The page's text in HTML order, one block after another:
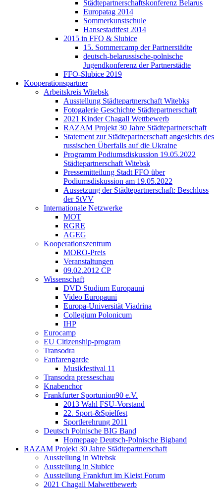
Städtepartnerschaftskonferenz Belarus
Europatag 2014
Sommerkunstschule
Hansestadtfest 2014
2015 in FFO & Slubice
15. Sommercamp der Partnerstädte
deutsch-belarussische-polnische
Jugendkonferenz der Partnerstädte
FFO-Slubice 2019
Kooperationspartner
Arbeitskreis Witebsk
Ausstellung Städtepartnerschaft Witebks
Fotogalerie Geschichte Städtepartnerschaft
2021 Kinder Chagall Wettbewerb
RAZAM Projekt 30 Jahre Städtepartnerschaft
Statement zur Städtepartnerschaft angesichts des
russischen Überfalls auf die Ukraine
Programm Podiumsdiskussion 19.05.2022
Städtepartnerschaft Witebsk
Pressemitteilung Stadt FFO über
Podiumsdiskussion am 19.05.2022
Aussetzung der Städtepartnerschaft: Beschluss
der StVV
Internationale Netzwerke
MOT
RGRE
AGEG
Kooperationszentrum
MORO-Preis
Veranstaltungen
09.02.2012 CP
Wissenschaft
DVD Studium Europauni
Video Europauni
Europa-Universität Viadrina
Collegium Polonicum
IHP
Eurocamp
EU Citizenship-program
Transodra
Fanfarengarde
Musikfestival 11
Transodra presseschau
Knabenchor
Frankfurter Sportunion90 e.V.
2013 Wahl FSU-Vorstand
22. Sport-&Spielfest
Sportlerehrung 2011
Deutsch Polnische BIG Band
Homepage Deutsch-Polnische Bigband
RAZAM Projekt 30 Jahre Städtepartnerschaft
Ausstellung in Witebsk
Ausstellung in Slubice
Ausstellung Frankfurt im Kleist Forum
2021 Chagall Malwettbewerb